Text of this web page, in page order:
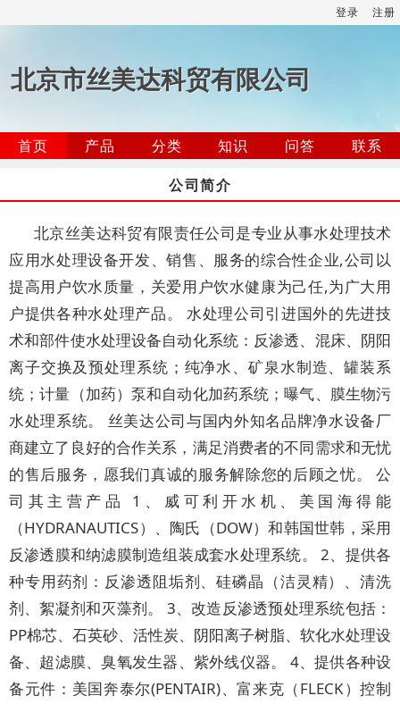
登录 注册
北京市丝美达科贸有限公司
首页 产品 分类 知识 问答
联系
公司简介
北京丝美达科贸有限责任公司是专业从事水处理技术
应用水处理设备开发、销售、服务的综合性企业,公司以
提高用户饮水质量，关爱用户饮水健康为己任,为广大用
户提供各种水处理产品。 水处理公司引进国外的先进技
术和部件使水处理设备自动化系统：反渗透、混床、阴阳
离子交换及预处理系统；纯净水、矿泉水制造、罐装系
统；计量（加药）泵和自动化加药系统；曝气、膜生物污
水处理系统。 丝美达公司与国内外知名品牌净水设备厂
商建立了良好的合作关系，满足消费者的不同需求和无忧
的售后服务，愿我们真诚的服务解除您的后顾之忧。 公
司其主营产品 1、威可利开水机、美国海得能
（HYDRANAUTICS）、陶氏（DOW）和韩国世韩，采用
反渗透膜和纳滤膜制造组装成套水处理系统。 2、提供各
种专用药剂：反渗透阻垢剂、硅磷晶（洁灵精）、清洗
剂、絮凝剂和灭藻剂。 3、改造反渗透预处理系统包括：
PP棉芯、石英砂、活性炭、阴阳离子树脂、软化水处理设
备、超滤膜、臭氧发生器、紫外线仪器。 4、提供各种设
备元件：美国奔泰尔(PENTAIR)、富来克（FLECK）控制